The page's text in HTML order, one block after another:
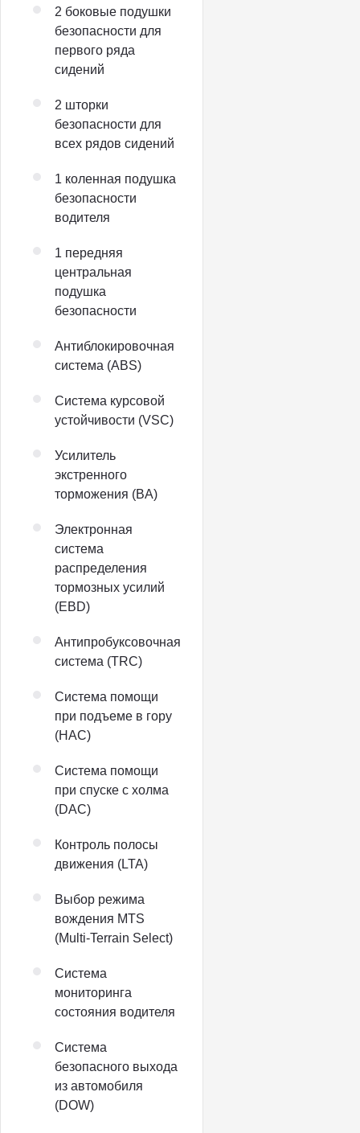
2 боковые подушки
безопасности для
первого ряда
сидений
2 шторки
безопасности для
всех рядов сидений
1 коленная подушка
безопасности
водителя
1 передняя
центральная
подушка
безопасности
Антиблокировочная
система (ABS)
Система курсовой
устойчивости (VSC)
Усилитель
экстренного
торможения (BA)
Электронная
система
распределения
тормозных усилий
(EBD)
Антипробуксовочная
система (TRC)
Система помощи
при подъеме в гору
(HAC)
Система помощи
при спуске с холма
(DAC)
Контроль полосы
движения (LTA)
Выбор режима
вождения MTS
(Multi-Terrain Select)
Система
мониторинга
состояния водителя
Система
безопасного выхода
из автомобиля
(DOW)